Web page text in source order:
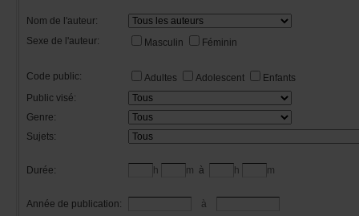
Nomdel'auteur:
Sexedel'auteur:
Masculin Féminin
Codepublic: Adultes Adolescent
Enfants
Publicvisé:
Genre:
Sujets:
Durée: h m à h m
Annéedepublication:
à